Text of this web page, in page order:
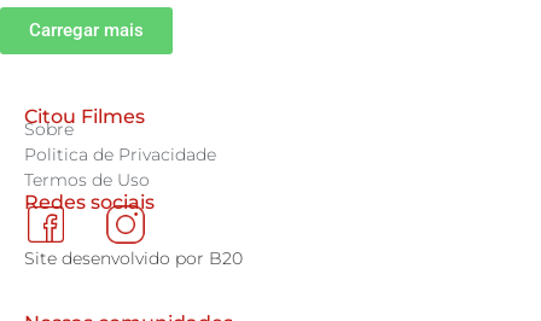
Carregar mais
Citou Filmes
Sobre
Politica de Privacidade
Termos de Uso
Redes sociais
Site desenvolvido por B20